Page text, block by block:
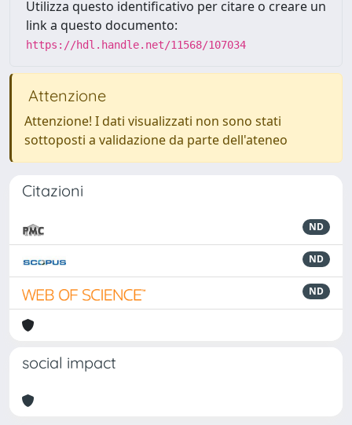
Utilizza questo identificativo per citare o creare un
link a questo documento:
https://hdl.handle.net/11568/107034
Attenzione
Attenzione! I dati visualizzati non sono stati
sottoposti a validazione da parte dell'ateneo
Citazioni
ND
ND
ND
social impact